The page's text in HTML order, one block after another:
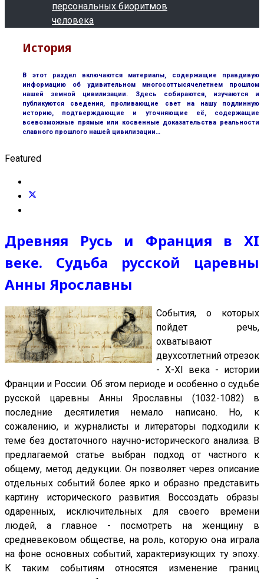
персональных биоритмов
человека
История
В этот раздел включаются материалы, содержащие правдивую
информацию об удивительном многосоттысячелетнем прошлом
нашей земной цивилизации. Здесь собираются, изучаются и
публикуются сведения, проливающие свет на нашу подлинную
историю, подтверждающие и уточняющие её, содержащие
всевозможные прямые или косвенные доказательства реальности
славного прошлого нашей цивилизации…
Featured
Древняя Русь и Франция в XI
веке. Судьба русской царевны
Анны Ярославны
События, о которых
пойдет речь,
охватывают
двухсотлетний отрезок
- X-XI века - истории
Франции и России. Об этом периоде и особенно о судьбе
русской царевны Анны Ярославны (1032-1082) в
последние десятилетия немало написано. Но, к
сожалению, и журналисты и литераторы подходили к
теме без достаточного научно-исторического анализа. В
предлагаемой статье выбран подход от частного к
общему, метод дедукции. Он позволяет через описание
отдельных событий более ярко и образно представить
картину исторического развития. Воссоздать образы
одаренных, исключительных для своего времени
людей, а главное - посмотреть на женщину в
средневековом обществе, на роль, которую она играла
на фоне основных событий, характеризующих ту эпоху.
К таким событиям относятся изменение границ